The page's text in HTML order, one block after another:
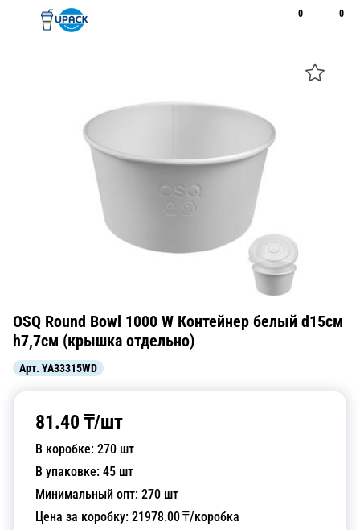
0 0
OSQ Round Bowl 1000 W Контейнер белый d15см
h7,7см (крышка отдельно)
Арт. YA33315WD
81.40 ₸/шт
В коробке: 270 шт
В упаковке: 45 шт
Минимальный опт: 270 шт
Цена за коробку: 21978.00₸/коробка